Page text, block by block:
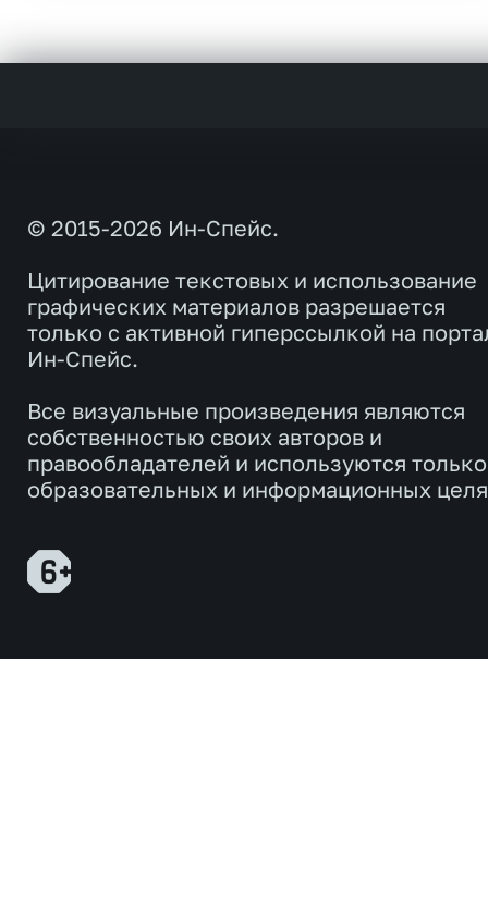
© 2015-2026 Ин-Спейс.
Цитирование текстовых и использование
графических материалов разрешается
только с активной гиперссылкой на
Ин-Спейс.
Все визуальные произведения являются
собственностью своих авторов и
правообладателей и используются
образовательных и информационных